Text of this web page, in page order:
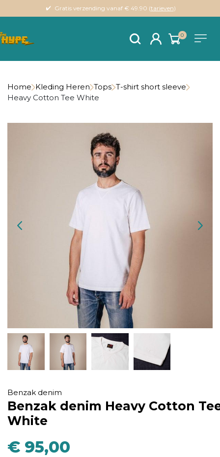
Gratis verzending vanaf € 49.90 (tarieven)
0
Home Kleding Heren Tops T-shirt short sleeve
Heavy Cotton Tee White
Benzak denim
Benzak denim Heavy Cotton
White
€ 95,00